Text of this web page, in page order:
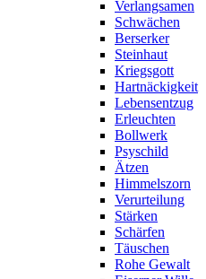
Verlangsamen
Schwächen
Berserker
Steinhaut
Kriegsgott
Hartnäckigkeit
Lebensentzug
Erleuchten
Bollwerk
Psyschild
Ätzen
Himmelszorn
Verurteilung
Stärken
Schärfen
Täuschen
Rohe Gewalt